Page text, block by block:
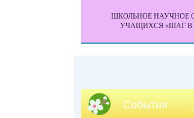
ШКОЛЬНОЕ НАУЧНОЕ
УЧАЩИХСЯ «ШАГ В
События